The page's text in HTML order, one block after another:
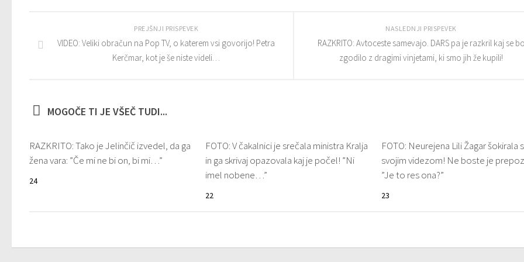
NASLEDNJI PRISPEVEK
RAZKRITO: Avtoceste samevajo. DARS pa je razkril kaj se bo
zgodilo z dragimi vinjetami, ki smo jih že kupili!
PREJŠNJI PRISPEVEK
VIDEO: Veliki obračun na Pop TV, o katerem vsi govorijo! Petra
Kerčmar, kot je še niste videli…
MOGOČE TI JE VŠEČ TUDI...
RAZKRITO: Tako je Jelinčič izvedel, da ga
žena vara: ”Če mi ne bi on, bi mi…”
24
FOTO: V čakalnici je srečala ministra Kralja
in ga skrivaj opazovala kaj je počel! ”Ni
imel nobene…”
22
FOTO: Neurejena Lili Žagar šokirala s
svojim videzom! Ne boste je
”Je to res ona?”
23